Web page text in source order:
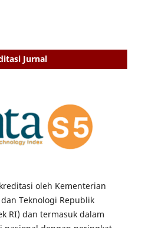
Jurnal
oleh Kementerian
Teknologi Republik
RI) dan termasuk dalam